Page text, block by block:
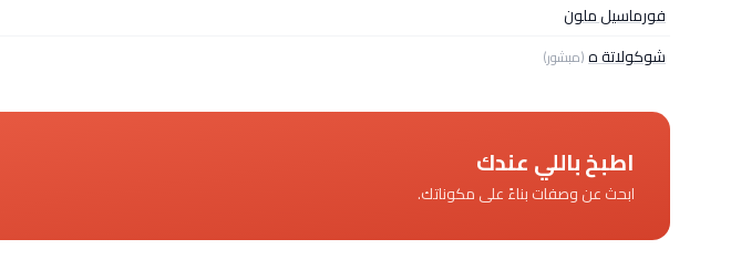
فورماسيل ملون
شوكولاتة ه(مبشور)
اطبخ باللي عندك
ابحث عن وصفات بناءً على مكوناتك.